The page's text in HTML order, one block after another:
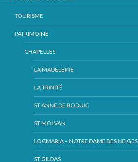
TOURISME
PATRIMOINE
CHAPELLES
LA MADELEINE
LA TRINITÉ
ST ANNE DE BODUIC
ST MOLVAN
LOCMARIA – NOTRE DAME DES NEIGES
ST GILDAS